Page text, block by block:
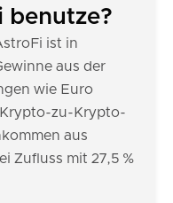
benutze?
ist in
aus der
wie Euro
Krypto-zu-Krypto-
aus
Zufluss mit 27,5 %